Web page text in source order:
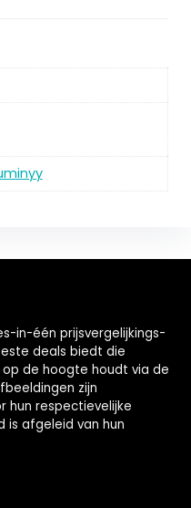
in-één prijsvergelijkings-
deals biedt die
de hoogte houdt via de
zijn
hun respectievelijke
is afgeleid van hun